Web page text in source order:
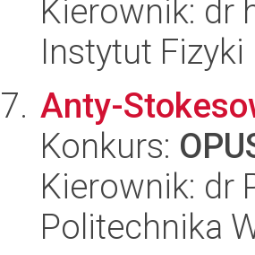
Kierownik: dr
Instytut
Anty-
Konkurs:
Kierownik: dr
Politechnika